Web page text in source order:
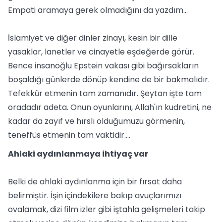
Empati aramaya gerek olmadığını da yazdım...
İslamiyet ve diğer dinler zinayı, kesin bir dille
yasaklar, lanetler ve cinayetle eşdeğerde görür.
Bence insanoğlu Epstein vakası gibi bağırsakların
boşaldığı günlerde dönüp kendine de bir bakmalıdır.
Tefekkür etmenin tam zamanıdır. Şeytan işte tam
oradadır adeta. Onun oyunlarını, Allah'ın kudretini, ne
kadar da zayıf ve hırslı olduğumuzu görmenin,
teneffüs etmenin tam vaktidir....
Ahlaki aydınlanmaya ihtiyaç var
Belki de ahlaki aydınlanma için bir fırsat daha
belirmiştir. İşin içindekilere bakıp avuçlarımızı
ovalamak, dizi film izler gibi iştahla gelişmeleri takip